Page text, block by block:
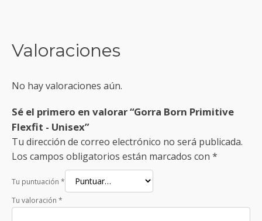
Valoraciones
No hay valoraciones aún.
Sé el primero en valorar “Gorra Born Primitive
Flexfit - Unisex”
Tu dirección de correo electrónico no será publicada.
Los campos obligatorios están marcados con *
Tu puntuación *
Tu valoración *